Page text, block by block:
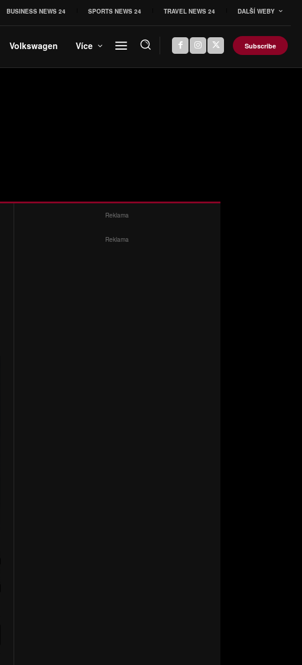
BUSINESS NEWS 24 SPORTS NEWS 24 TRAVEL NEWS 24 DALŠÍ WEBY
Volkswagen Více Subscribe
Reklama
Reklama